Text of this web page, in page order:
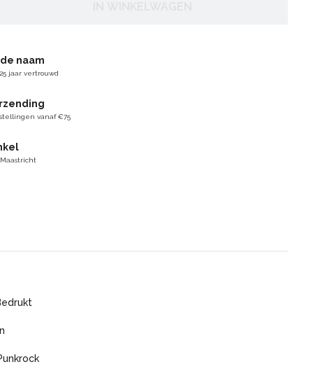
naam
jaar vertrouwd
vanaf €75